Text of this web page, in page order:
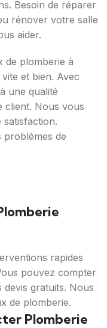
Besoin de réparer
rénover votre salle
aider.
de plomberie à
et bien. Avec
une qualité
client. Nous vous
de
rapides
pouvez compter
gratuits. Nous
de plomberie.
Plomberie